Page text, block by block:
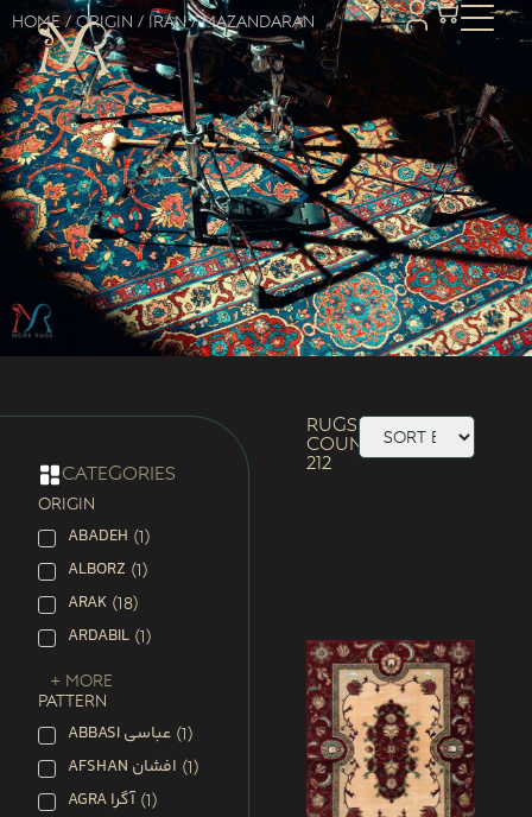
Home/ Origin / Iran/ Mazandaran
categories
ORIGIN
ABADEH (1)
ALBORZ (1)
ARAK (18)
ARDABIL (1)
+ More
PATTERN
ABBASI عباسی (1)
AFSHAN افشان (1)
AGRA آگرا (1)
Rugs
Count:
212